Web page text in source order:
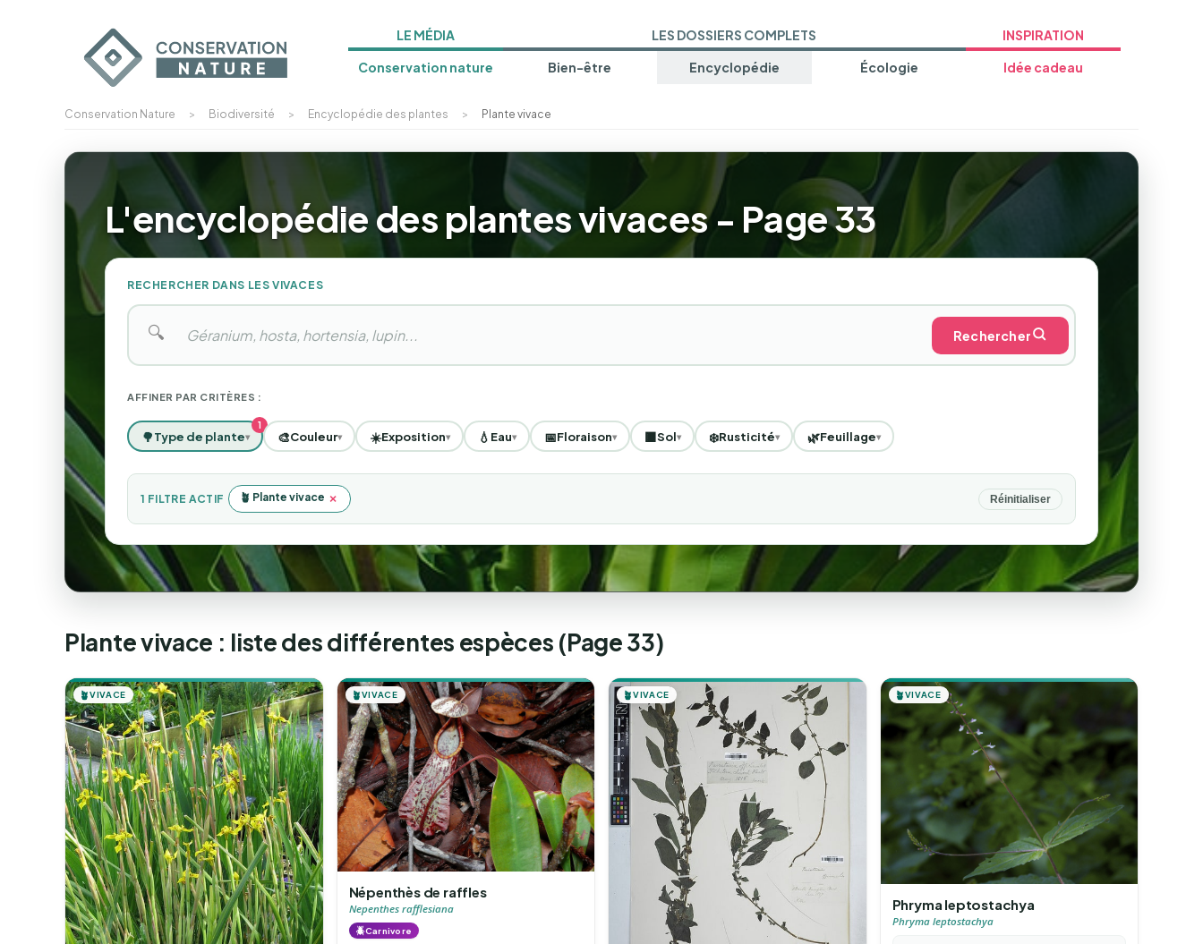
LE MÉDIA
Conservation nature
LES DOSSIERS COMPLETS
Bien-être Encyclopédie Écologie
INSPIRATION
Idée cadeau
Conservation Nature > Biodiversité > Encyclopédie des plantes > Plante vivace
L'encyclopédie des plantes vivaces - Page 33
RECHERCHER DANS LES VIVACES
🔍 Rechercher
AFFINER PAR CRITÈRES :
🌳Type de plante▾ 🎨Couleur▾ ☀️Exposition▾ 💧 Eau▾ 📅Floraison▾ 🟫Sol▾ ❄️Rusticité▾ 🌿Feuillage▾
1 FILTRE ACTIF 🪴 Plante vivace × Réinitialiser
Plante vivace : liste des différentes espèces (Page 33)
🪴VIVACE 🪴VIVACE
Népenthès de raffles
Nepenthes rafflesiana
🪲Carnivore
🪴VIVACE 🪴VIVACE
Phryma leptostachya
Phryma leptostachya